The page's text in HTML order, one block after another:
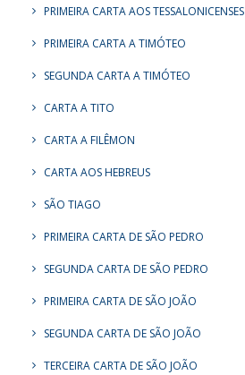
PRIMEIRA CARTA AOS TESSALONICENSES
PRIMEIRA CARTA A TIMÓTEO
SEGUNDA CARTA A TIMÓTEO
CARTA A TITO
CARTA A FILÊMON
CARTA AOS HEBREUS
SÃO TIAGO
PRIMEIRA CARTA DE SÃO PEDRO
SEGUNDA CARTA DE SÃO PEDRO
PRIMEIRA CARTA DE SÃO JOÃO
SEGUNDA CARTA DE SÃO JOÃO
TERCEIRA CARTA DE SÃO JOÃO